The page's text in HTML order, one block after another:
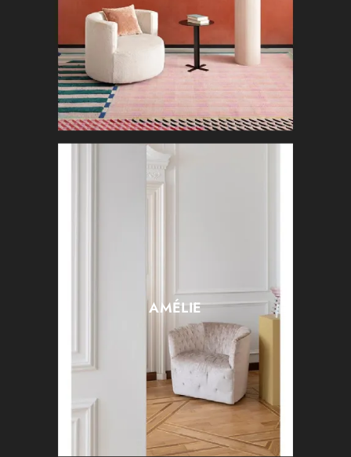
AMÉLIE